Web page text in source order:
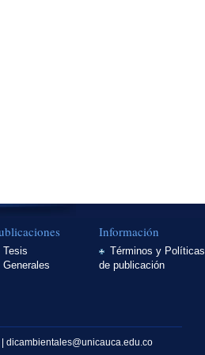
Tesis
Generales
Información
Términos y Políticas
de publicación
dicambientales@unicauca.edu.co